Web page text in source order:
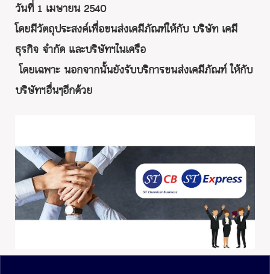
วันที่ 1 เมษายน 2540
โดยมีวัตถุประสงค์เพื่อขนส่งเคมีภัณฑ์ให้กับ บริษัท เคมี
ธุรกิจ จำกัด และบริษัทฯในเครือ
โดยเฉพาะ นอกจากนั้นยังรับบริการขนส่งเคมีภัณฑ์ ให้กับ
บริษัทฯอื่นๆอีกด้วย